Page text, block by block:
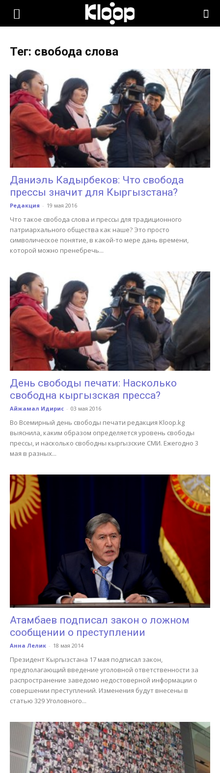
KLOOP.KG
Новости
Кыргызстана
Тег: свобода слова
Даниэль Кадырбеков: Что свобода
прессы значит для Кыргызстана?
Редакция - 19 мая 2016
Что такое свобода слова и прессы для традиционного
патриархального общества как наше? Это просто
символическое понятие, в какой-то мере дань времени,
которой можно пренебречь...
День свободы печати: Насколько
свободна кыргызская пресса?
Айжамал Идирис - 03 мая 2016
Во Всемирный день свободы печати редакция Kloop.kg
выяснила, каким образом определяется уровень свободы
прессы, и насколько свободны кыргызские СМИ. Ежегодно 3
мая в разных...
Атамбаев подписал закон о ложном
сообщении о преступлении
Анна Лелик - 18 мая 2014
Президент Кыргызстана 17 мая подписал закон,
предполагающий введение уголовной ответственности за
распространение заведомо недостоверной информации о
совершении преступлений. Изменения будут внесены в
статью 329 Уголовного...